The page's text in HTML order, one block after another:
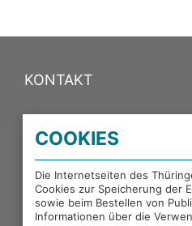
KONTAKT
PORTALE DES
EXTERNE LINKS
COOKIES
Die Internetseiten des
Cookies zur Speicherung der
sowie beim Bestellen von
Informationen über die